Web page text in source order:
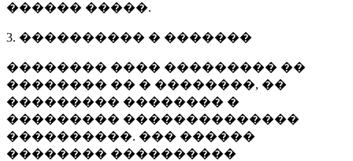
������ �����.
3. ���������� � �������
�������� ���� ��������� ��
�������� �� � ��������, ��
��������� �������� �
��������� ��������������
����������. ��� ������
�������� ����������